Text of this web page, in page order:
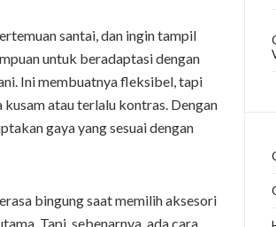
santai, dan ingin tampil
untuk beradaptasi dengan
Ini membuatnya fleksibel, tapi
atau terlalu kontras. Dengan
gaya yang sesuai dengan
bingung saat memilih aksesori
Tapi, sebenarnya, ada cara